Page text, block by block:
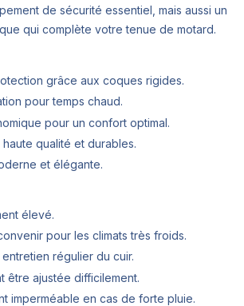
de sécurité essentiel, mais aussi un
qui complète votre tenue de motard.
grâce aux coques rigides.
pour temps chaud.
pour un confort optimal.
qualité et durables.
et élégante.
élevé.
pour les climats très froids.
régulier du cuir.
être ajustée difficilement.
imperméable en cas de forte pluie.